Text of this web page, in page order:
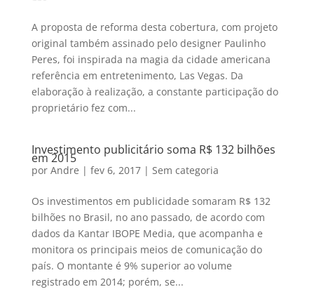
A proposta de reforma desta cobertura, com projeto
original também assinado pelo designer Paulinho
Peres, foi inspirada na magia da cidade americana
referência em entretenimento, Las Vegas. Da
elaboração à realização, a constante participação do
proprietário fez com...
Investimento publicitário soma R$ 132 bilhões
em 2015
por Andre | fev 6, 2017| Sem categoria
Os investimentos em publicidade somaram R$ 132
bilhões no Brasil, no ano passado, de acordo com
dados da Kantar IBOPE Media, que acompanha e
monitora os principais meios de comunicação do
país. O montante é 9% superior ao volume
registrado em 2014; porém, se...